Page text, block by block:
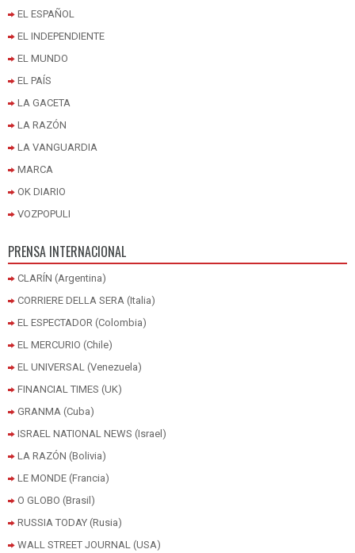
EL ESPAÑOL
EL INDEPENDIENTE
EL MUNDO
EL PAÍS
LA GACETA
LA RAZÓN
LA VANGUARDIA
MARCA
OK DIARIO
VOZPOPULI
PRENSA INTERNACIONAL
CLARÍN (Argentina)
CORRIERE DELLA SERA (Italia)
EL ESPECTADOR (Colombia)
EL MERCURIO (Chile)
EL UNIVERSAL (Venezuela)
FINANCIAL TIMES (UK)
GRANMA (Cuba)
ISRAEL NATIONAL NEWS (Israel)
LA RAZÓN (Bolivia)
LE MONDE (Francia)
O GLOBO (Brasil)
RUSSIA TODAY (Rusia)
WALL STREET JOURNAL (USA)